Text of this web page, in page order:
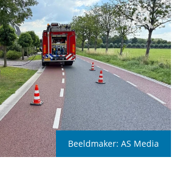
Beeldmaker: AS Media